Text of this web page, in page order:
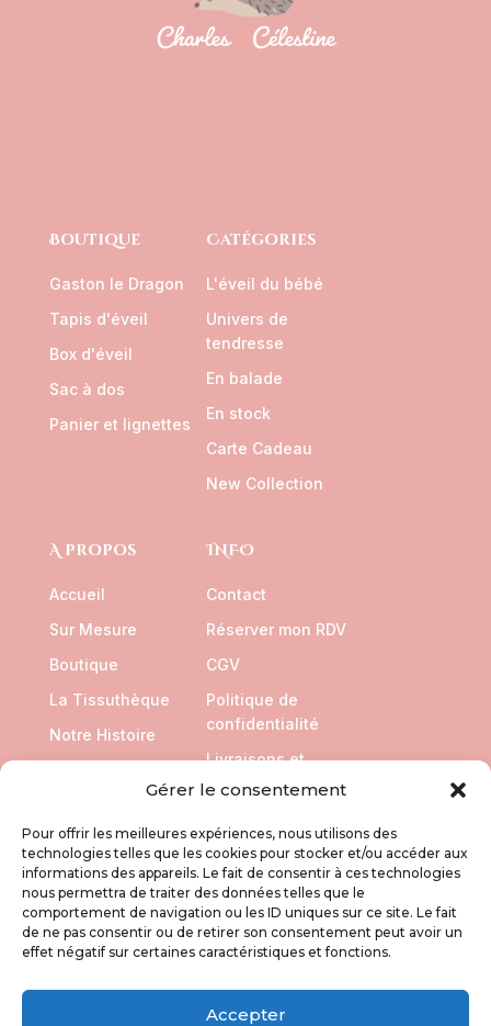
Gérer le consentement
Pour offrir les meilleures expériences, nous utilisons des
technologies telles que les cookies pour stocker et/ou accéder aux
informations des appareils. Le fait de consentir à ces technologies
nous permettra de traiter des données telles que le
comportement de navigation ou les ID uniques sur ce site. Le fait
de ne pas consentir ou de retirer son consentement peut avoir un
effet négatif sur certaines caractéristiques et fonctions.
Accepter
Boutique
Gaston le Dragon
Tapis d'éveil
Box d'éveil
Sac à dos
Panier et lignettes
Catégories
L'éveil du bébé
Univers de
tendresse
En balade
En stock
Carte Cadeau
New Collection
A propos
Accueil
Sur Mesure
Boutique
La Tissuthèque
Notre Histoire
INFO
Contact
Réserver mon RDV
CGV
Politique de
confidentialité
Livraisons et
Retours
SUIVEZ NOUS